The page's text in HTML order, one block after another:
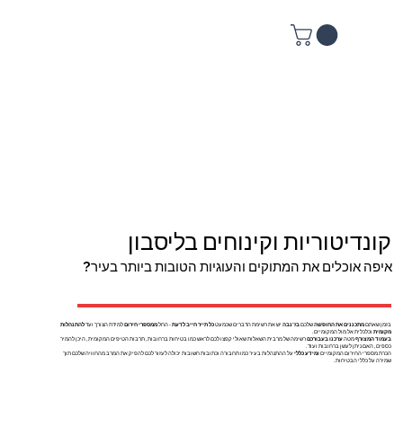
קונדיטוריות וקינוחים בליסבון
איפה אוכלים את המתוקים והעוגיות הטובות ביותר בעיר?
בזמן שאתםמתכננים את החופשהשלכםבז'נבה יש את רשימת הדברים שכמעטכל תייר חייב לדעת- החלממספרי חירוםלמידת הצורך ועדלהתנהלות
מקומית וכלכלית אל מול המקומיים.
בעמוד המצורףמטהערכנו בעבורכםרשימה של מרבית השאלות שאולי קפצו לכם לראש כמו בטיחות ברחובות, תרבות הטיפים המקומית, היכן להמיר
כספים, האם ניתן לעשן ברחובות ועוד.
הכרת מספרי החירום המקומייםומידע כלליעל ההתנהלות בעיר כמו תחבורה וכתובות חשובות יכולה לעזור לכם להפיק את המרב מהחוויה שלכם תוך
שמירה על כללי הבטיחות.